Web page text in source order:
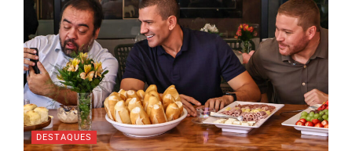
DESTAQUES